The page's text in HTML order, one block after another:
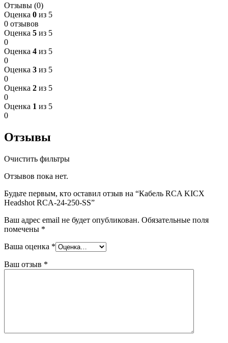
Отзывы (0)
Оценка 0 из 5
0 отзывов
Оценка 5 из 5
0
Оценка 4 из 5
0
Оценка 3 из 5
0
Оценка 2 из 5
0
Оценка 1 из 5
0
Отзывы
Очистить фильтры
Отзывов пока нет.
Будьте первым, кто оставил отзыв на “Кабель RCA KICX
Headshot RCA-24-250-SS”
Ваш адрес email не будет опубликован. Обязательные поля
помечены *
Ваша оценка *
Ваш отзыв *